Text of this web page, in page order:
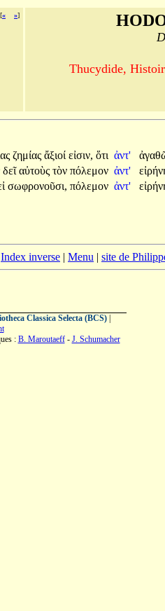
[« »]
Thucydide,
ζημίας ἄξιοί εἰσιν, ὅτι ἀντ'
δεῖαὐτοὺς τὸν πόλεμον ἀντ'
σωφρονοῦσι, πόλεμον ἀντ'
Index inverse | Menu | site de
Classica Selecta (BCS)|
: B. Maroutaeff- J. Schumacher